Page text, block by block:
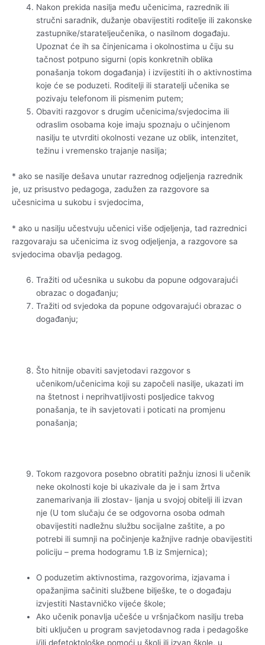
Nakon prekida nasilja među učenicima, razrednik ili
stručni saradnik, dužanje obavijestiti roditelje ili zakonske
zastupnike/starateljeučenika, o nasilnom događaju.
Upoznat će ih sa činjenicama i okolnostima u čiju su
tačnost potpuno sigurni (opis konkretnih oblika
ponašanja tokom događanja) i izvijestiti ih o aktivnostima
koje će se poduzeti. Roditelji ili staratelji učenika se
pozivaju telefonom ili pismenim putem;
Obaviti razgovor s drugim učenicima/svjedocima ili
odraslim osobama koje imaju spoznaju o učinjenom
nasilju te utvrditi okolnosti vezane uz oblik, intenzitet,
težinu i vremensko trajanje nasilja;
* ako se nasilje dešava unutar razrednog odjeljenja razrednik
je, uz prisustvo pedagoga, zadužen za razgovore sa
učesnicima u sukobu i svjedocima,
* ako u nasilju učestvuju učenici više odjeljenja, tad razrednici
razgovaraju sa učenicima iz svog odjeljenja, a razgovore sa
svjedocima obavlja pedagog.
Tražiti od učesnika u sukobu da popune odgovarajući
obrazac o događanju;
Tražiti od svjedoka da popune odgovarajući obrazac o
događanju;
Što hitnije obaviti savjetodavi razgovor s
učenikom/učenicima koji su započeli nasilje, ukazati im
na štetnost i neprihvatljivosti posljedice takvog
ponašanja, te ih savjetovati i poticati na promjenu
ponašanja;
Tokom razgovora posebno obratiti pažnju iznosi li učenik
neke okolnosti koje bi ukazivale da je i sam žrtva
zanemarivanja ili zlostav- ljanja u svojoj obitelji ili izvan
nje (U tom slučaju će se odgovorna osoba odmah
obavijestiti nadležnu službu socijalne zaštite, a po
potrebi ili sumnji na počinjenje kažnjive radnje obavijestiti
policiju – prema hodogramu 1.B iz Smjernica);
O poduzetim aktivnostima, razgovorima, izjavama i
opažanjima sačiniti službene bilješke, te o događaju
izvjestiti Nastavničko vijeće škole;
Ako učenik ponavlja učešće u vršnjačkom nasilju treba
biti uključen u program savjetodavnog rada i pedagoške
i/ili defetoktološke pomoći u školi ili izvan škole, u